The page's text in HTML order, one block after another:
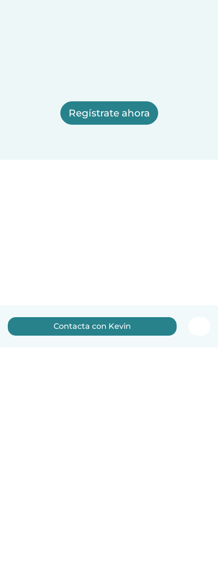
Regístrate ahora
Contacta con Kevin